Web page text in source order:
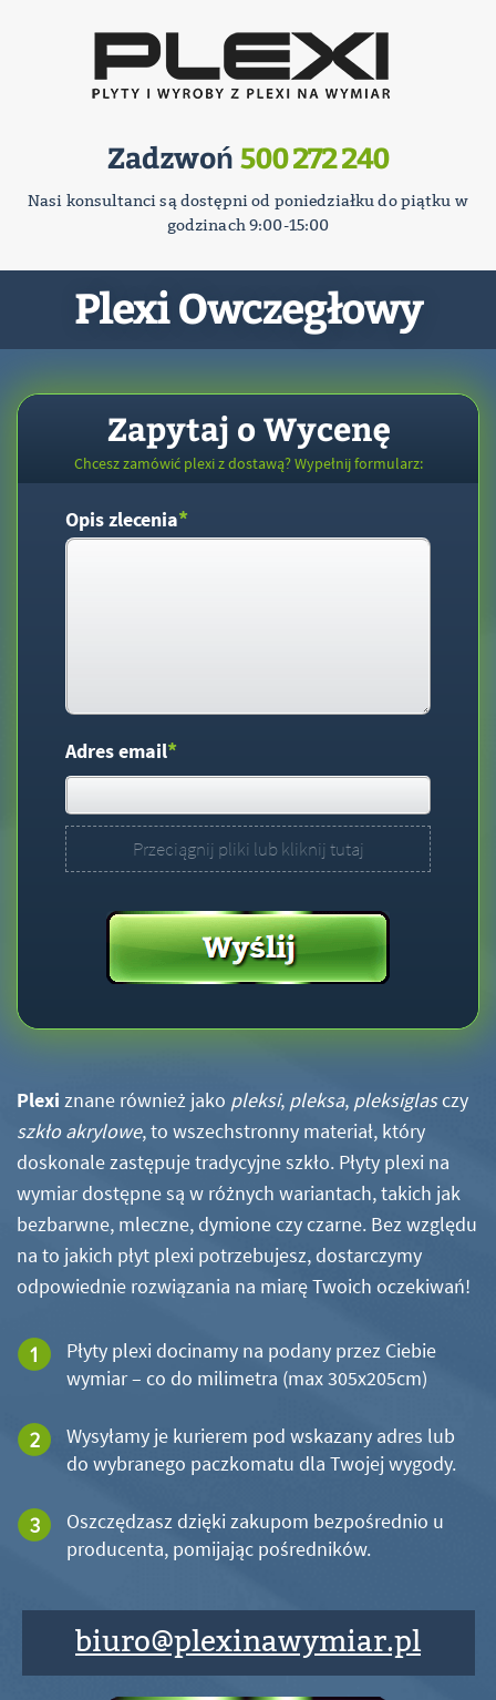
Zadzwoń 500 272 240
Nasi konsultanci są dostępni od poniedziałku do piątku w
godzinach 9:00-15:00
Plexi Owczegłowy
Zapytaj o Wycenę
Chcesz zamówić plexi z dostawą? Wypełnij formularz:
Opis zlecenia*
Adres email*
Przeciągnij pliki lub kliknij tutaj
Plexi znane również jako pleksi, pleksa, pleksiglasczy
szkło akrylowe, to wszechstronny materiał, który
doskonale zastępuje tradycyjne szkło. Płyty plexi na
wymiar dostępne są w różnych wariantach, takich jak
bezbarwne, mleczne, dymione czy czarne. Bez względu
na to jakich płyt plexi potrzebujesz, dostarczymy
odpowiednie rozwiązania na miarę Twoich oczekiwań!
Płyty plexi docinamy na podany przez Ciebie
wymiar – co do milimetra (max 305x205cm)
Wysyłamy je kurierem pod wskazany adres lub
do wybranego paczkomatu dla Twojej wygody.
Oszczędzasz dzięki zakupom bezpośrednio u
producenta, pomijając pośredników.
biuro@plexinawymiar.pl